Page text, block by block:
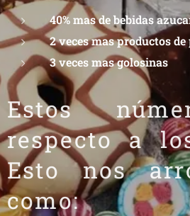
40% mas de bebidas
2 veces mas productos
3 veces mas golosinas
Estos
respecto a
Esto nos
como: